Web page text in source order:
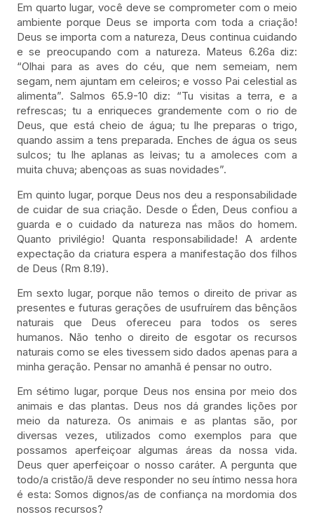
Em quarto lugar, você deve se comprometer com o meio
ambiente porque Deus se importa com toda a criação!
Deus se importa com a natureza, Deus continua cuidando
e se preocupando com a natureza. Mateus 6.26a diz:
“Olhai para as aves do céu, que nem semeiam, nem
segam, nem ajuntam em celeiros; e vosso Pai celestial as
alimenta”. Salmos 65.9-10 diz: “Tu visitas a terra, e a
refrescas; tu a enriqueces grandemente com o rio de
Deus, que está cheio de água; tu lhe preparas o trigo,
quando assim a tens preparada. Enches de água os seus
sulcos; tu lhe aplanas as leivas; tu a amoleces com a
muita chuva; abençoas as suas novidades”.
Em quinto lugar, porque Deus nos deu a responsabilidade
de cuidar de sua criação. Desde o Éden, Deus confiou a
guarda e o cuidado da natureza nas mãos do homem.
Quanto privilégio! Quanta responsabilidade! A ardente
expectação da criatura espera a manifestação dos filhos
de Deus (Rm 8.19).
Em sexto lugar, porque não temos o direito de privar as
presentes e futuras gerações de usufruírem das bênçãos
naturais que Deus ofereceu para todos os seres
humanos. Não tenho o direito de esgotar os recursos
naturais como se eles tivessem sido dados apenas para a
minha geração. Pensar no amanhã é pensar no outro.
Em sétimo lugar, porque Deus nos ensina por meio dos
animais e das plantas. Deus nos dá grandes lições por
meio da natureza. Os animais e as plantas são, por
diversas vezes, utilizados como exemplos para que
possamos aperfeiçoar algumas áreas da nossa vida.
Deus quer aperfeiçoar o nosso caráter. A pergunta que
todo/a cristão/ã deve responder no seu íntimo nessa hora
é esta: Somos dignos/as de confiança na mordomia dos
nossos recursos?